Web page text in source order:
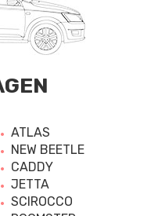
ATLAS
NEW BEETLE
CADDY
JETTA
SCIROCCO